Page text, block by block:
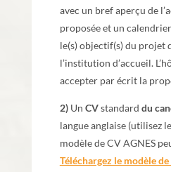
avec un bref aperçu de
proposée et un
le(s) objectif(s) du projet
l’institution d’accueil.
accepter par écrit la
2)Un CVstandard du
langue anglaise (utilisez
modèle de CV AGNES
Téléchargez le modèle